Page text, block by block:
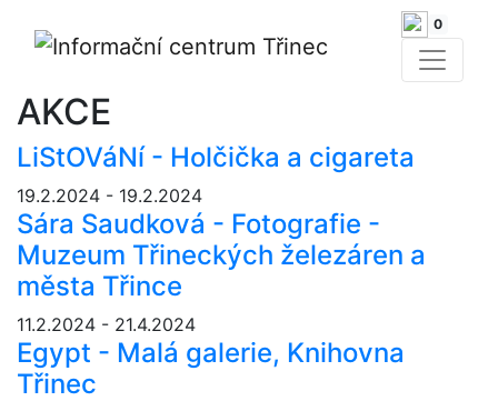
0
AKCE
LiStOVáNí - Holčička a cigareta
19.2.2024 - 19.2.2024
Sára Saudková - Fotografie -
Muzeum Třineckých železáren a
města Třince
11.2.2024 - 21.4.2024
Egypt - Malá galerie, Knihovna
Třinec